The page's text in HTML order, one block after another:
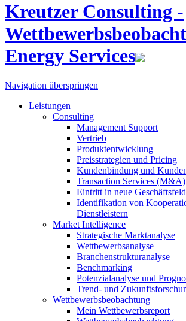
Kreutzer Consulting -
Energy Services
Navigation überspringen
Leistungen
Consulting
Management Support
Vertrieb
Produktentwicklung
Preisstrategien und Pricing
Kundenbindung und
Transaction Services (M&A)
Eintritt in neue
Identifikation von
Dienstleistern
Market Intelligence
Strategische Marktanalyse
Wettbewerbsanalyse
Branchenstrukturanalyse
Benchmarking
Potenzialanalyse und
Trend- und
Wettbewerbs­beobachtung
Mein Wettbewerbsreport